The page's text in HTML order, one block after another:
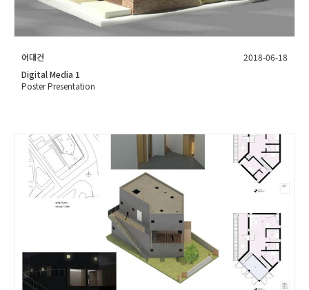
어대건
2018-06-18
Digital Media 1
Poster Presentation